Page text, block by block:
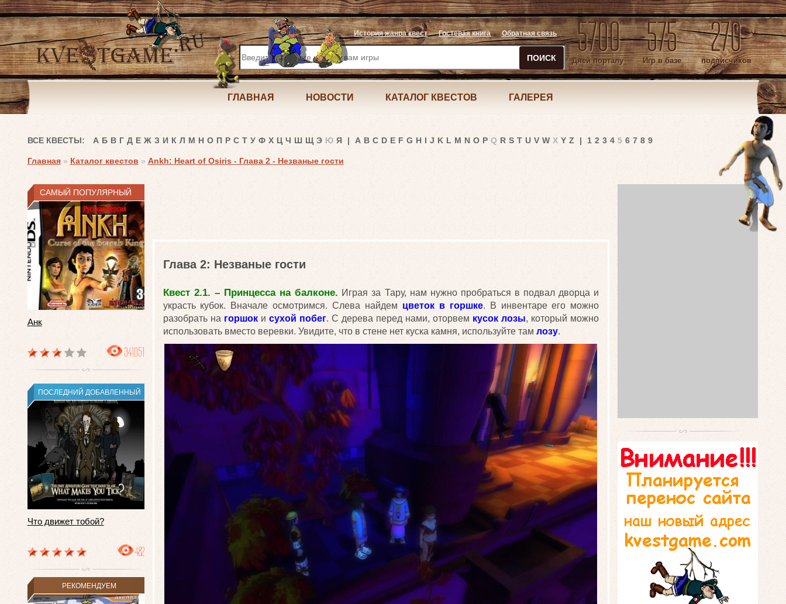
История жанра квест Гостевая книга Обратная связь
ПОИСК 5700
Дней порталу 575
Игр в базе 270
подписчиков
ГЛАВНАЯ НОВОСТИ КАТАЛОГ КВЕСТОВ ГАЛЕРЕЯ
ВСЕ КВЕСТЫ: А Б В Г Д Е Ж З И К Л М Н О П Р С Т У Ф Х Ц Ч Ш Щ Э Ю Я | A B C D E F G H I J K L M N O P Q R S T U V W X Y Z | 1 2 3 4 5 6 7 8 9
Главная » Каталог квестов » Ankh: Heart of Osiris - Глава 2 - Незваные гости
САМЫЙ ПОПУЛЯРНЫЙ
Анк
341051
ПОСЛЕДНИЙ ДОБАВЛЕННЫЙ
Что движет тобой?
482
РЕКОМЕНДУЕМ
Глава 2: Незваные гости
Квест 2.1. – Принцесса на балконе. Играя за Тару, нам нужно пробраться в подвал дворца и
украсть кубок. Вначале осмотримся. Слева найдемцветок в горшке. В инвентаре его можно
разобрать на горшоки сухой побег. С дерева перед нами, оторвем кусок лозы, который можно
использовать вместо веревки. Увидите, что в стене нет куска камня, используйте там лозу.